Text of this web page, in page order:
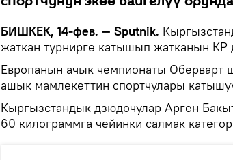
БИШКЕК, 14-фев. — Sputnik.
жаткан турнирге катышып жатканын
Европанын ачык чемпионаты Оберварт
ашык мамлекеттин спортчулары
Кыргызстандык дзюдочулар Арген
60 килограммга чейинки салмак